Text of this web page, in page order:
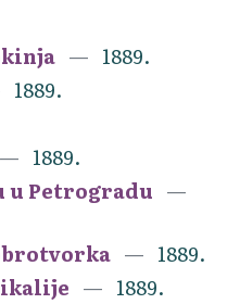
1889.
1889.
1889.
u Petrogradu
1889.
1889.